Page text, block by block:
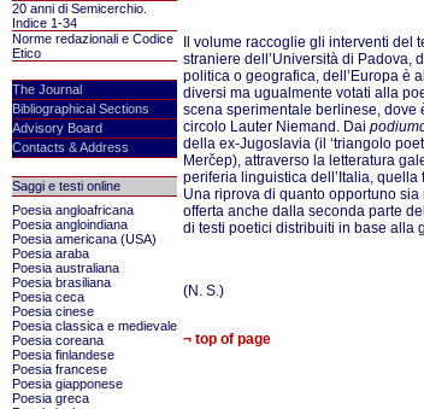
20 anni di Semicerchio.
Indice 1-34
Norme redazionali e Codice
Etico
The Journal
Bibliographical Sections
Advisory Board
Contacts & Address
Saggi e testi online
Poesia angloafricana
Poesia angloindiana
Poesia americana (USA)
Poesia araba
Poesia australiana
Poesia brasiliana
Poesia ceca
Poesia cinese
Poesia classica e medievale
Poesia coreana
Poesia finlandese
Poesia francese
Poesia giapponese
Poesia greca
Il volume raccoglie gli interventi
straniere dell’Università di Padova,
politica o geografica, dell’Europa è
diversi ma ugualmente votati alla
scena sperimentale berlinese, dove
circolo Lauter Niemand. Dai
della ex-Jugoslavia (il ‘triangolo
Merčep), attraverso la letteratura
periferia linguistica dell’Italia,
Una riprova di quanto opportuno
offerta anche dalla seconda parte
di testi poetici distribuiti in base alla
(N. S.)
¬ top of page